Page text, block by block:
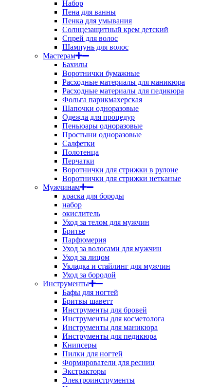
Набор
Пена для ванны
Пенка для умывания
Солнцезащитный крем детский
Спрей для волос
Шампунь для волос
Мастерам
Бахилы
Воротнички бумажные
Расходные материалы для маникюра
Расходные материалы для педикюра
Фольга парикмахерская
Шапочки одноразовые
Одежда для процедур
Пеньюары одноразовые
Простыни одноразовые
Салфетки
Полотенца
Перчатки
Воротнички для стрижки в рулоне
Воротнички для стрижки нетканые
Мужчинам
краска для бороды
набор
окислитель
Уход за телом для мужчин
Бритье
Парфюмерия
Уход за волосами для мужчин
Уход за лицом
Укладка и стайлинг для мужчин
Уход за бородой
Инструменты
Бафы для ногтей
Бритвы шаветт
Инструменты для бровей
Инструменты для косметолога
Инструменты для маникюра
Инструменты для педикюра
Книпсеры
Пилки для ногтей
Формирователи для ресниц
Экстракторы
Электроинструменты